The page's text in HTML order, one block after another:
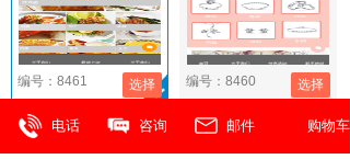
选择
编号：8461 选择
编号：8460
电话 咨询 邮件 购物车